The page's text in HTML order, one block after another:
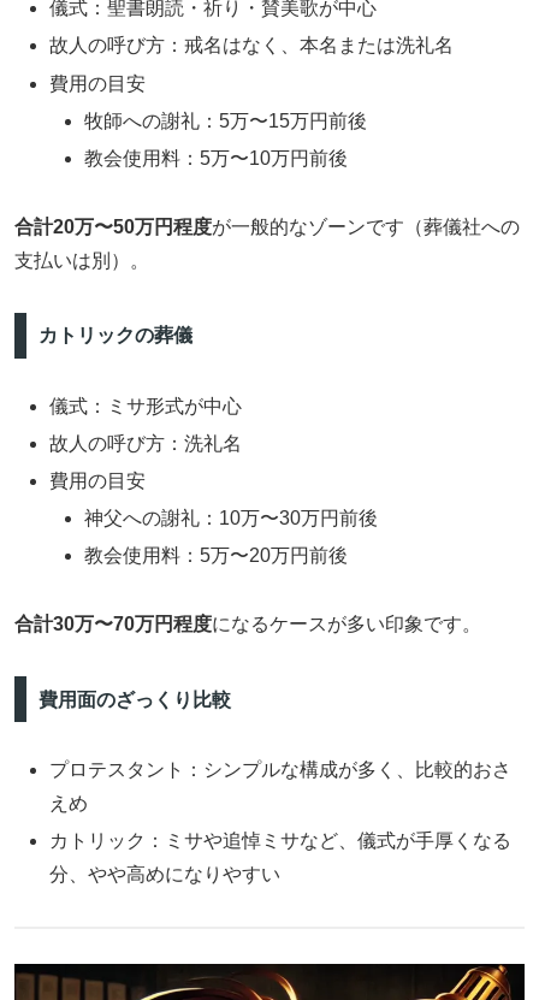
儀式：聖書朗読・祈り・賛美歌が中心
故人の呼び方：戒名はなく、本名または洗礼名
費用の目安
牧師への謝礼：5万〜15万円前後
教会使用料：5万〜10万円前後
合計20万〜50万円程度が一般的なゾーンです（葬儀社への
支払いは別）。
カトリックの葬儀
儀式：ミサ形式が中心
故人の呼び方：洗礼名
費用の目安
神父への謝礼：10万〜30万円前後
教会使用料：5万〜20万円前後
合計30万〜70万円程度になるケースが多い印象です。
費用面のざっくり比較
プロテスタント：シンプルな構成が多く、比較的おさ
えめ
カトリック：ミサや追悼ミサなど、儀式が手厚くなる
分、やや高めになりやすい